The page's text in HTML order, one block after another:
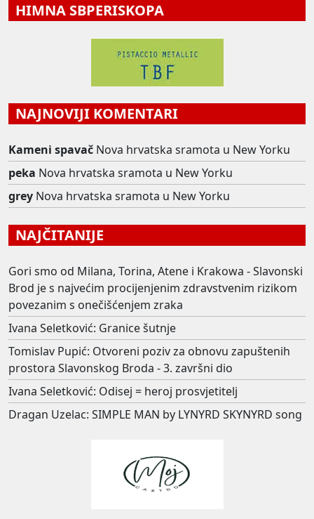
HIMNA SBPERISKOPA
NAJNOVIJI KOMENTARI
Kameni spavač Nova hrvatska sramota u New Yorku
peka Nova hrvatska sramota u New Yorku
grey Nova hrvatska sramota u New Yorku
NAJČITANIJE
Gori smo od Milana, Torina, Atene i Krakowa - Slavonski
Brod je s najvećim procijenjenim zdravstvenim rizikom
povezanim s onečišćenjem zraka
Ivana Seletković: Granice šutnje
Tomislav Pupić: Otvoreni poziv za obnovu zapuštenih
prostora Slavonskog Broda - 3. završni dio
Ivana Seletković: Odisej = heroj prosvjetitelj
Dragan Uzelac: SIMPLE MAN by LYNYRD SKYNYRD song